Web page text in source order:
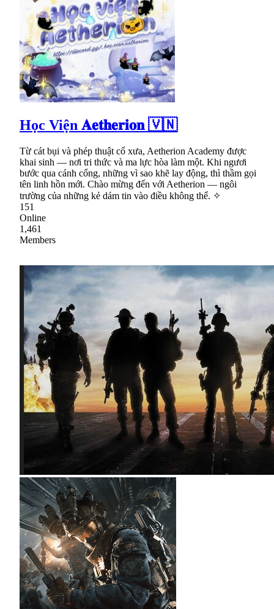
Học Viện 𝐀𝐞𝐭𝐡𝐞𝐫𝐢𝐨𝐧 🇻🇳
Từ cát bụi và phép thuật cổ xưa, Aetherion Academy được
khai sinh — nơi tri thức và ma lực hòa làm một. Khi ngươi
bước qua cánh cổng, những vì sao khẽ lay động, thì thầm gọi
tên linh hồn mới. Chào mừng đến với Aetherion — ngôi
trường của những kẻ dám tin vào điều không thể. ✧
151
Online
1,461
Members